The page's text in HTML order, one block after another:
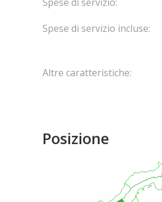
Spese di servizio incluse:
Altre caratteristiche:
Posizione